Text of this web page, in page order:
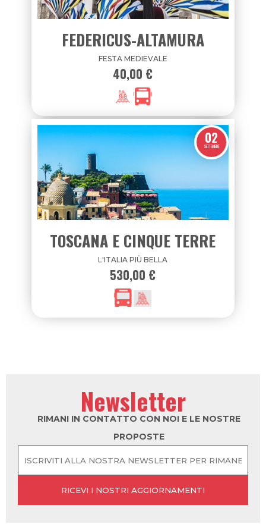
FEDERICUS-ALTAMURA
FESTA MEDIEVALE
40,00 €
02
SETTEMBRE
TOSCANA E CINQUE TERRE
L'ITALIA PIÙ BELLA
530,00 €
Newsletter
RIMANI IN CONTATTO CON NOI E LE NOSTRE
PROPOSTE